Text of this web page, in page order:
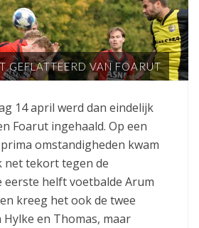
GEFLATTEERD VAN FOARUT
14 april werd dan eindelijk
Foarut ingehaald. Op een
omstandigheden kwam
net tekort tegen de
eerste helft voetbalde Arum
kreeg het ook de twee
Hylke en Thomas, maar